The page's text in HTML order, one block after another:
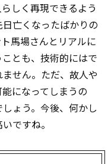
しく再現できるよう
亡くなったばかりの
馬場さんとリアルに
とも、技術的にはで
せん。ただ、故人や
になってしまうの
ょう。今後、何かし
ですね。